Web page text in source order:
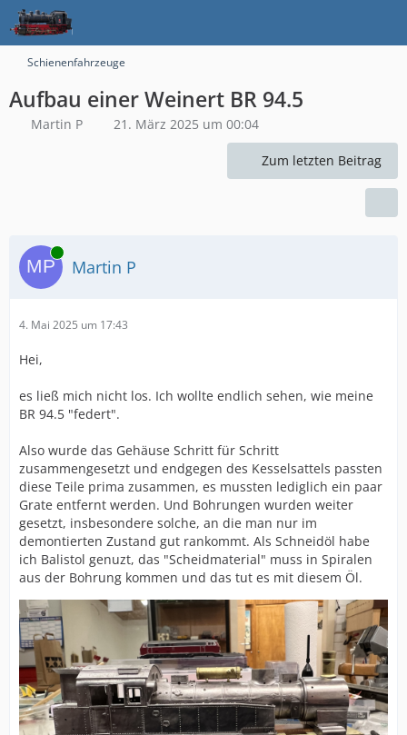
Schienenfahrzeuge
Aufbau einer Weinert BR 94.5
Martin P 21. März 2025 um 00:04
Zum letzten Beitrag
Online
Martin P
4. Mai 2025 um 17:43
Hei,
es ließ mich nicht los. Ich wollte endlich sehen, wie meine
BR 94.5 "federt".
Also wurde das Gehäuse Schritt für Schritt
zusammengesetzt und endgegen des Kesselsattels passten
diese Teile prima zusammen, es mussten lediglich ein paar
Grate entfernt werden. Und Bohrungen wurden weiter
gesetzt, insbesondere solche, an die man nur im
demontierten Zustand gut rankommt. Als Schneidöl habe
ich Balistol genuzt, das "Scheidmaterial" muss in Spiralen
aus der Bohrung kommen und das tut es mit diesem Öl.